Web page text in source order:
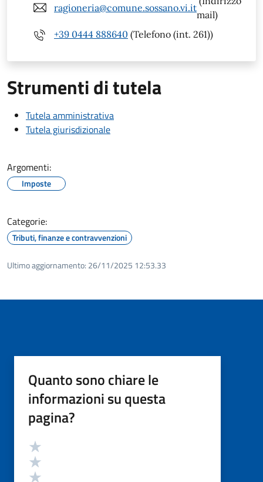
ragioneria@comune.sossano.vi.it
mail)
+39 0444 888640 (Telefono (int. 261))
Strumenti di tutela
Tutela amministrativa
Tutela giurisdizionale
Argomenti:
Imposte
Categorie:
Tributi, finanze e contravvenzioni
Ultimo aggiornamento: 26/11/2025 12:53.33
Quanto sono chiare le
informazioni su questa
pagina?
Valutazione